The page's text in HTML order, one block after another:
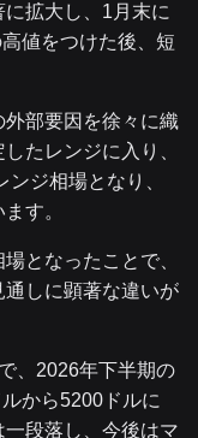
拡大し、1月末に
値をつけた後、短
部要因を徐々に織
たレンジに入り、
ジ相場となり、
す。
となったことで、
しに顕著な違いが
、2026年下半期の
から5200ドルに
段落し、今後はマ